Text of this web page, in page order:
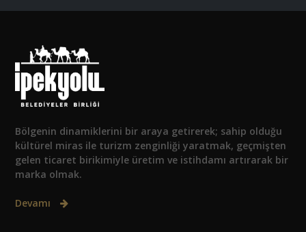
Bölgenin dinamiklerini bir araya getirerek; sahip olduğu
kültürel miras ile turizm zenginliği yaratmak, geçmişten
gelen ticaret birikimiyle üretim ve istihdamı artırarak bir
marka olmak.
Devamı